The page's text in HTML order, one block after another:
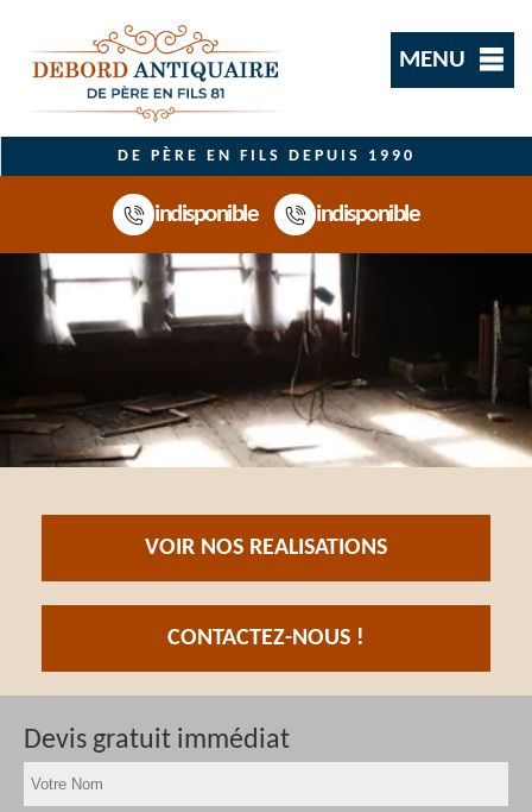
MENU
DE PÈRE EN FILS DEPUIS 1990
indisponible indisponible
VOIR NOS REALISATIONS
CONTACTEZ-NOUS !
Devis gratuit immédiat